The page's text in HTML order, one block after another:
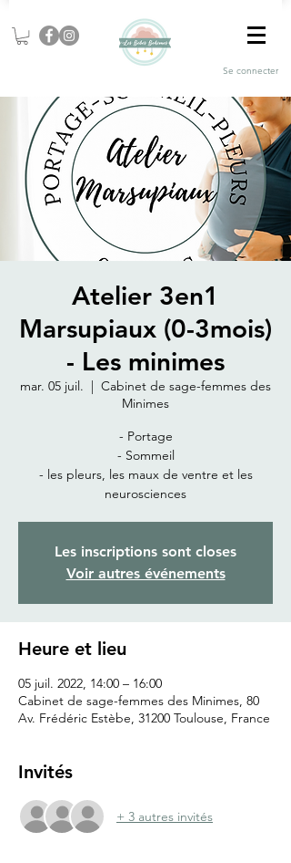
Se connecter
Atelier 3en1
Marsupiaux (0-3mois)
- Les minimes
mar. 05 juil.
  |
Cabinet de sage-femmes des
Minimes
- Portage
- Sommeil
- les pleurs, les maux de ventre et les
neurosciences
Les inscriptions sont closes
Voir autres événements
Heure et lieu
05 juil. 2022, 14:00 – 16:00
Cabinet de sage-femmes des Minimes, 80
Av. Frédéric Estèbe, 31200 Toulouse, France
Invités
+ 3 autres invités